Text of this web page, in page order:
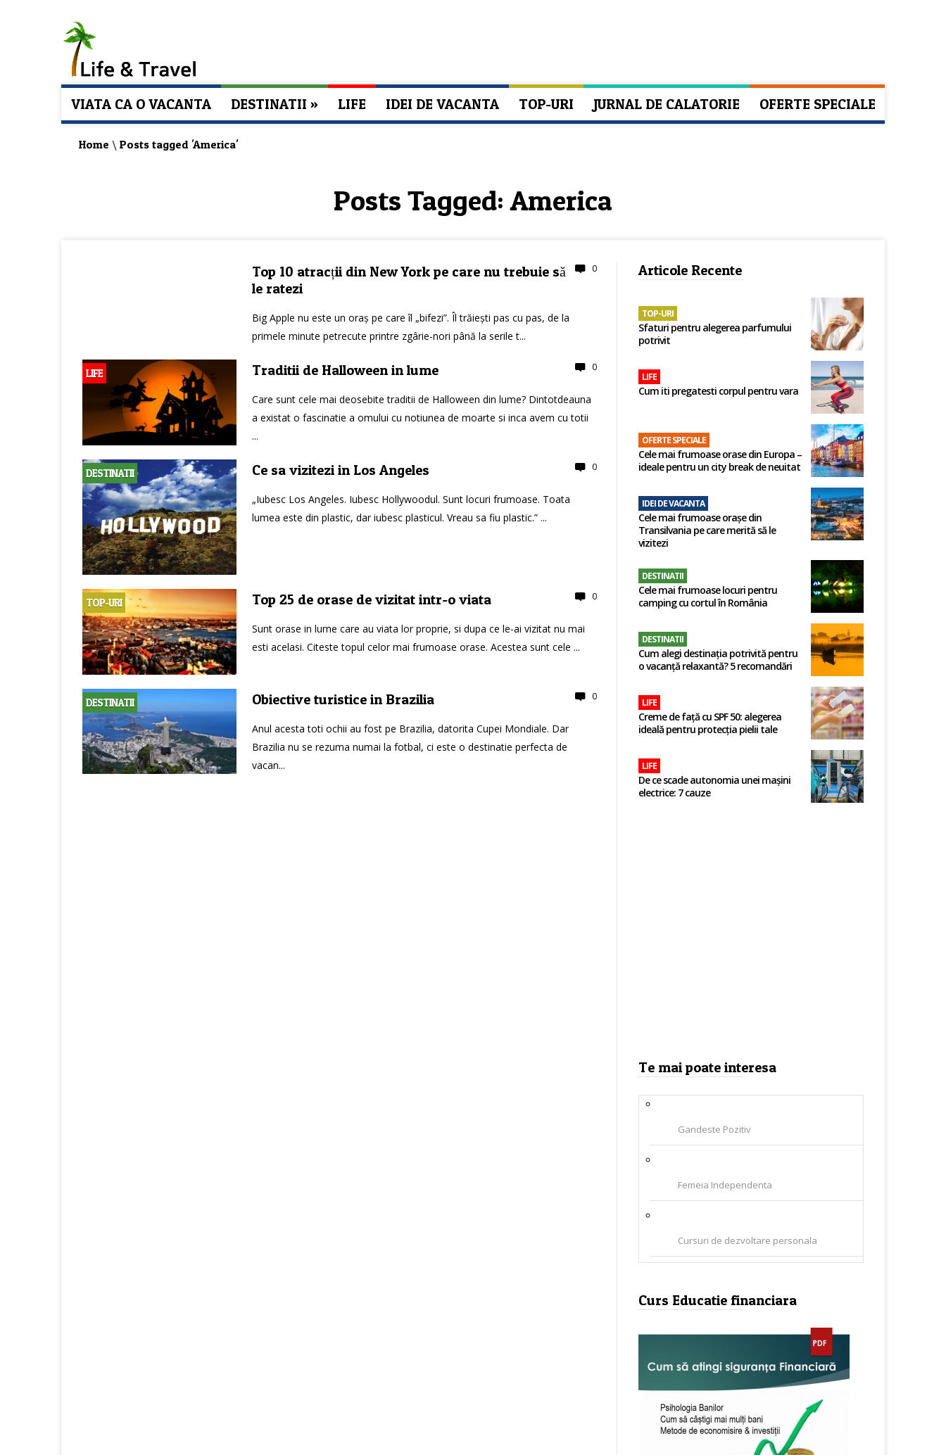
VIATA CA O VACANTA DESTINATII » LIFE IDEI DE VACANTA TOP-URI JURNAL DE CALATORIE OFERTE SPECIALE
Home \ Posts tagged 'America'
Posts Tagged:America
0
Top 10 atracții din New York pe care nu trebuie să
le ratezi
Big Apple nu este un oraș pe care îl „bifezi”. Îl trăiești pas cu pas, de la
primele minute petrecute printre zgârie-nori până la serile t...
LIFE 0
Traditii de Halloween in lume
Care sunt cele mai deosebite traditii de Halloween din lume? Dintotdeauna
a existat o fascinatie a omului cu notiunea de moarte si inca avem cu totii
...
DESTINATII 0
Ce sa vizitezi in Los Angeles
„Iubesc Los Angeles. Iubesc Hollywoodul. Sunt locuri frumoase. Toata
lumea este din plastic, dar iubesc plasticul. Vreau sa fiu plastic.” ...
TOP-URI 0
Top 25 de orase de vizitat intr-o viata
Sunt orase in lume care au viata lor proprie, si dupa ce le-ai vizitat nu mai
esti acelasi. Citeste topul celor mai frumoase orase. Acestea sunt cele ...
DESTINATII 0
Obiective turistice in Brazilia
Anul acesta toti ochii au fost pe Brazilia, datorita Cupei Mondiale. Dar
Brazilia nu se rezuma numai la fotbal, ci este o destinatie perfecta de
vacan...
Articole Recente
TOP-URI
Sfaturi pentru alegerea parfumului
potrivit
LIFE
Cum iti pregatesti corpul pentru vara
OFERTE SPECIALE
Cele mai frumoase orase din Europa –
ideale pentru un city break de neuitat
IDEI DE VACANTA
Cele mai frumoase orașe din
Transilvania pe care merită să le
vizitezi
DESTINATII
Cele mai frumoase locuri pentru
camping cu cortul în România
DESTINATII
Cum alegi destinația potrivită pentru
o vacanță relaxantă? 5 recomandări
LIFE
Creme de față cu SPF 50: alegerea
ideală pentru protecția pielii tale
LIFE
De ce scade autonomia unei mașini
electrice: 7 cauze
Te mai poate interesa
Gandeste Pozitiv
Femeia Independenta
Cursuri de dezvoltare personala
Curs Educatie financiara